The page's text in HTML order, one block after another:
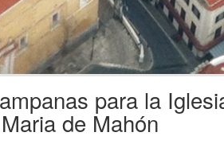
para la
de Mahón